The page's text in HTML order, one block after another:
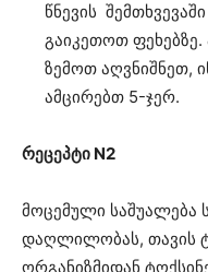
წნევის
გაიკეთოთ
ზემოთ აღვნიშნეთ,
ამცირებთ 5-ჯერ.
რეცეპტი N2
მოცემული საშუალება
დაღლილობას, თავის
ორგანიზმიდან